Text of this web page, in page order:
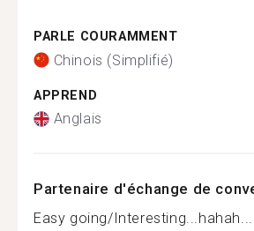
PARLE COURAMMENT
Chinois (Simplifié)
APPREND
Anglais
Partenaire d'échange de
Easy going/Interesting...hahah...